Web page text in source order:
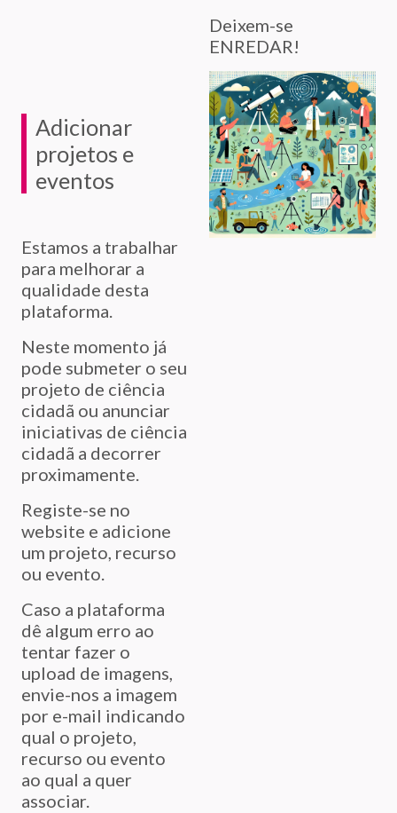
Deixem-se
ENREDAR!
Adicionar
projetos e
eventos
Estamos a trabalhar
para melhorar a
qualidade desta
plataforma.
Neste momento já
pode submeter o seu
projeto de ciência
cidadã ou anunciar
iniciativas de ciência
cidadã a decorrer
proximamente.
Registe-se no
website e adicione
um projeto, recurso
ou evento.
Caso a plataforma
dê algum erro ao
tentar fazer o
upload de imagens,
envie-nos a imagem
por e-mail indicando
qual o projeto,
recurso ou evento
ao qual a quer
associar.